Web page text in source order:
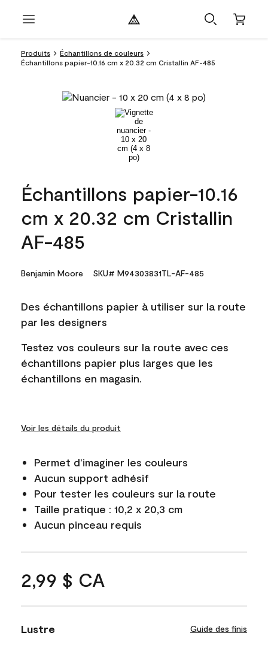
Produits
Échantillons de couleurs
Échantillons papier-10.16 cm x 20.32 cm Cristallin AF-485
Échantillons papier-10.16
cm x 20.32 cm Cristallin
AF-485
Benjamin Moore SKU# M94303831TL-AF-485
Des échantillons papier à utiliser sur la route
par les designers
Testez vos couleurs sur la route avec ces
échantillons papier plus larges que les
échantillons en magasin.
Voir les détails du produit
Permet d’imaginer les couleurs
Aucun support adhésif
Pour tester les couleurs sur la route
Taille pratique : 10,2 x 20,3 cm
Aucun pinceau requis
2,99 $ CA
Lustre Guide des finis